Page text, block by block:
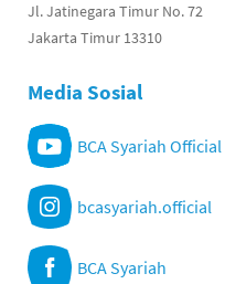
Jl. Jatinegara Timur No. 72
Jakarta Timur 13310
Media Sosial
BCA Syariah Official
bcasyariah.official
BCA Syariah